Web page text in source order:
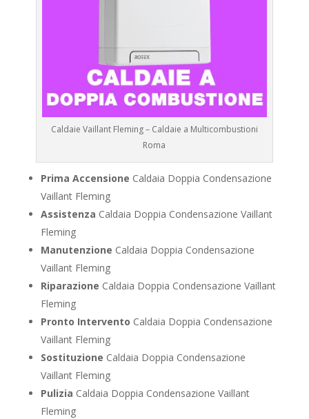
Caldaie Vaillant Fleming – Caldaie a Multicombustioni
Roma
Prima Accensione Caldaia Doppia Condensazione
Vaillant Fleming
Assistenza Caldaia Doppia Condensazione Vaillant
Fleming
Manutenzione Caldaia Doppia Condensazione
Vaillant Fleming
Riparazione Caldaia Doppia Condensazione Vaillant
Fleming
Pronto Intervento Caldaia Doppia Condensazione
Vaillant Fleming
Sostituzione Caldaia Doppia Condensazione
Vaillant Fleming
Pulizia Caldaia Doppia Condensazione Vaillant
Fleming